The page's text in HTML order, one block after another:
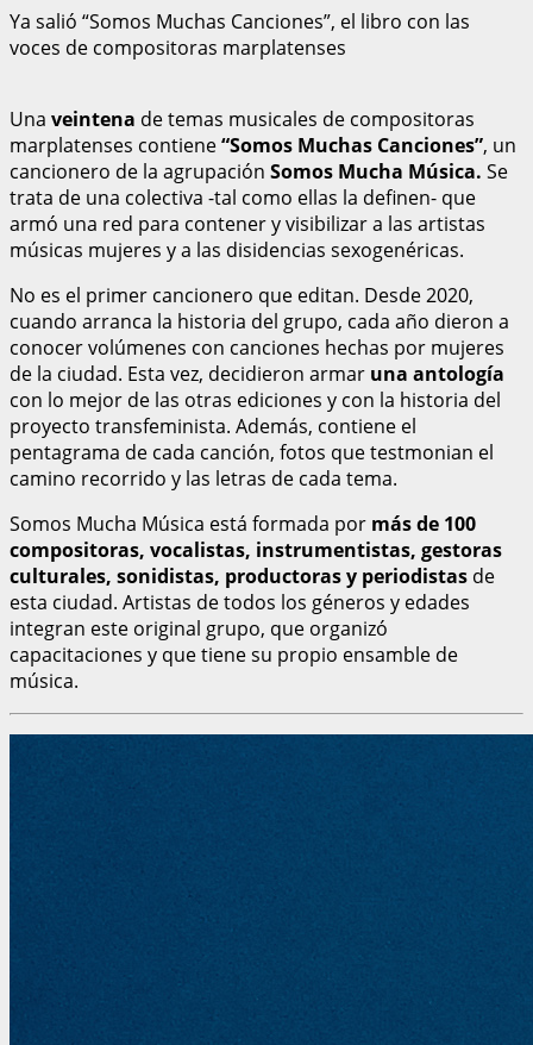
Ya salió “Somos Muchas Canciones”, el libro con las
voces de compositoras marplatenses
Una veintena de temas musicales de compositoras
marplatenses contiene“Somos Muchas Canciones”, un
cancionero de la agrupación Somos Mucha Música. Se
trata de una colectiva -tal como ellas la definen- que
armó una red para contener y visibilizar a las artistas
músicas mujeres y a las disidencias sexogenéricas.
No es el primer cancionero que editan. Desde 2020,
cuando arranca la historia del grupo, cada año dieron a
conocer volúmenes con canciones hechas por mujeres
de la ciudad. Esta vez, decidieron armar una antología
con lo mejor de las otras ediciones y con la historia del
proyecto transfeminista. Además, contiene el
pentagrama de cada canción, fotos que testmonian el
camino recorrido y las letras de cada tema.
Somos Mucha Música está formada por más de 100
compositoras, vocalistas, instrumentistas, gestoras
culturales, sonidistas, productoras y periodistas de
esta ciudad. Artistas de todos los géneros y edades
integran este original grupo, que organizó
capacitaciones y que tiene su propio ensamble de
música.